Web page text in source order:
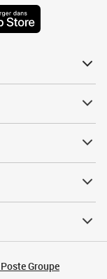
Groupe